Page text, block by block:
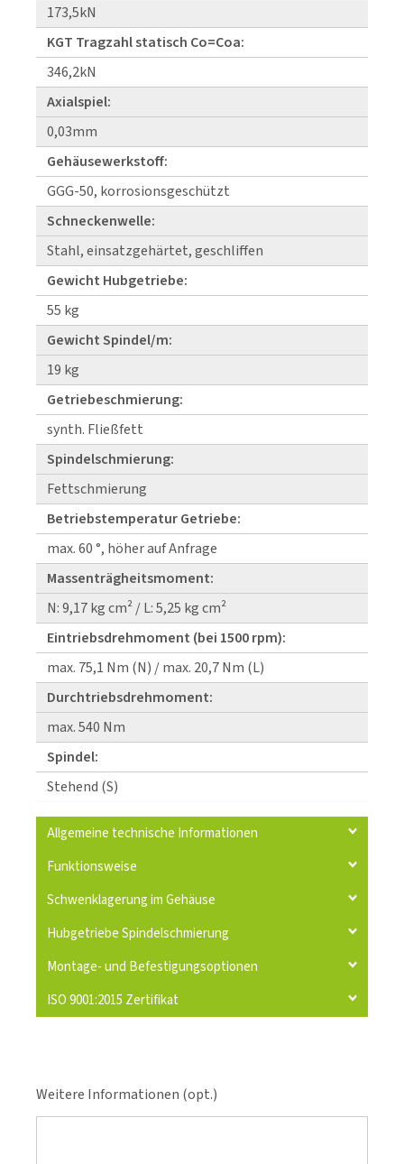
173,5kN
KGT Tragzahl statisch Co=Coa:
346,2kN
Axialspiel:
0,03mm
Gehäusewerkstoff:
GGG-50, korrosionsgeschützt
Schneckenwelle:
Stahl, einsatzgehärtet, geschliffen
Gewicht Hubgetriebe:
55 kg
Gewicht Spindel/m:
19 kg
Getriebeschmierung:
synth. Fließfett
Spindelschmierung:
Fettschmierung
Betriebstemperatur Getriebe:
max. 60 °, höher auf Anfrage
Massenträgheitsmoment:
N: 9,17 kg cm² / L: 5,25 kg cm²
Eintriebsdrehmoment (bei 1500 rpm):
max. 75,1 Nm (N) / max. 20,7 Nm (L)
Durchtriebsdrehmoment:
max. 540 Nm
Spindel:
Stehend (S)
Allgemeine technische Informationen
Funktionsweise
Schwenklagerung im Gehäuse
Hubgetriebe Spindelschmierung
Montage- und Befestigungsoptionen
ISO 9001:2015 Zertifikat
Weitere Informationen (opt.)